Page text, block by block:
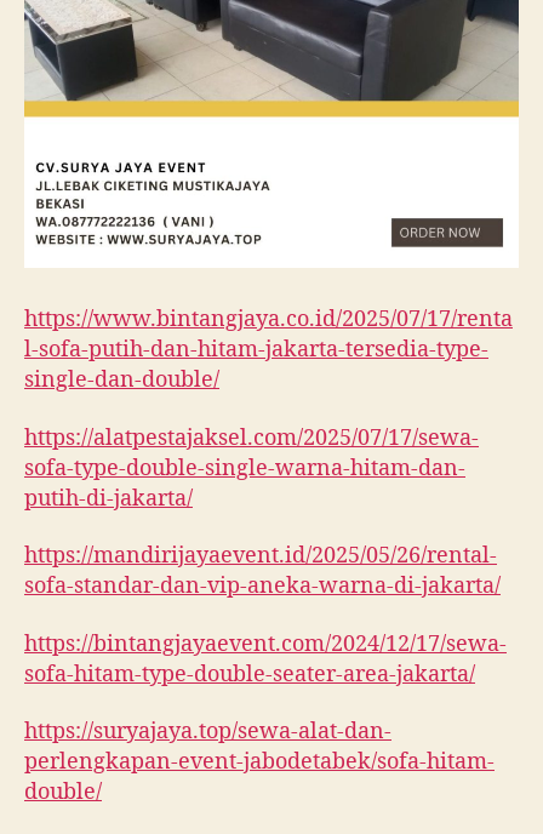
https://www.bintangjaya.co.id/2025/07/17/renta
l-sofa-putih-dan-hitam-jakarta-tersedia-type-
single-dan-double/
https://alatpestajaksel.com/2025/07/17/sewa-
sofa-type-double-single-warna-hitam-dan-
putih-di-jakarta/
https://mandirijayaevent.id/2025/05/26/rental-
sofa-standar-dan-vip-aneka-warna-di-jakarta/
https://bintangjayaevent.com/2024/12/17/sewa-
sofa-hitam-type-double-seater-area-jakarta/
https://suryajaya.top/sewa-alat-dan-
perlengkapan-event-jabodetabek/sofa-hitam-
double/